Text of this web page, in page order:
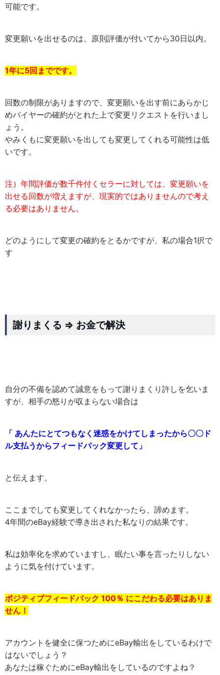
可能です。
変更願いを出せるのは、原則評価が付いてから30日以内。
1年に5回までです。
回数の制限がありますので、変更願いを出す前にあらかじ
めバイヤーの確約がとれた上で変更リクエストを行いまし
ょう。
やみくもに変更願いを出しても変更してくれる可能性は低
いです。
注）年間評価が数千件付くセラーに対しては、変更願いを
出せる回数が増えますが、現実的ではありませんので考え
る必要はありません。
どのようにして変更の確約をとるかですが、私の場合1択で
す
謝りまくる ⇒ お金で解決
自分の不備を認めて誠意をもって謝りまくり許しを乞いま
すが、相手の怒りが収まらない場合は
「 あんたにとてつもなく迷惑をかけてしまったから〇〇ド
ル支払うからフィードバック変更して」
と伝えます。
ここまでしても変更してくれなかったら、諦めます。
4年間のeBay経験で導き出された私なりの結果です。
私は効率化を求めていますし、眠たい事を言ったりしない
ように気を付けています。
ポジティブフィードバック 100％ にこだわる必要はありま
せん！
アカウントを健全に保つためにeBay輸出をしているわけで
はないでしょう？
あなたは稼ぐためにeBay輸出をしているのですよね？